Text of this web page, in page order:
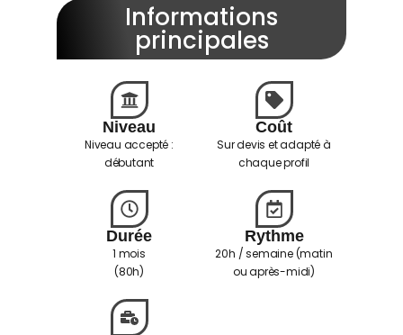
Informations
principales
Niveau
Niveau accepté :
débutant
Coût
Sur devis et adapté à
chaque profil
Durée
1 mois
(80h)
Rythme
20h / semaine (matin
ou après-midi)